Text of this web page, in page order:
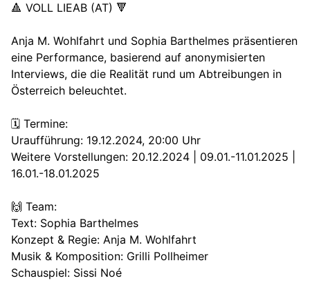
🔺 VOLL LIEAB (AT) 🔻
Anja M. Wohlfahrt und Sophia Barthelmes präsentieren
eine Performance, basierend auf anonymisierten
Interviews, die die Realität rund um Abtreibungen in
Österreich beleuchtet.
🗓️ Termine:
Uraufführung: 19.12.2024, 20:00 Uhr
Weitere Vorstellungen: 20.12.2024 | 09.01.-11.01.2025 |
16.01.-18.01.2025
🙌 Team:
Text: Sophia Barthelmes
Konzept & Regie: Anja M. Wohlfahrt
Musik & Komposition: Grilli Pollheimer
Schauspiel: Sissi Noé